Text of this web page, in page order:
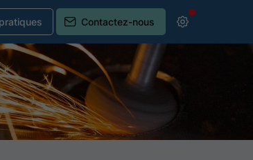
Contactez-nous